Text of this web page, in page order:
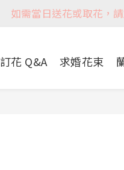
如需當日送花或取花，
訂花 Q&A 求婚花束